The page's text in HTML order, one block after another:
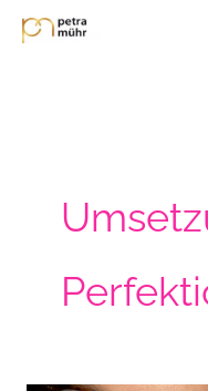
Zum
Inhalt